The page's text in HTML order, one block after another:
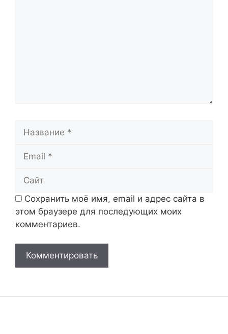
Сохранить моё имя, email и адрес сайта в
этом браузере для последующих моих
комментариев.